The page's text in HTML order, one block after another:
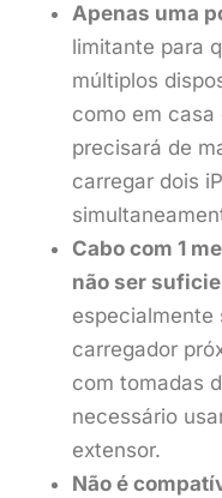
Apenas uma
limitante para
múltiplos
como em
precisará de
carregar dois
Cabo com 1
não ser
especialmente
carregador
com tomadas
necessário
extensor.
Não é